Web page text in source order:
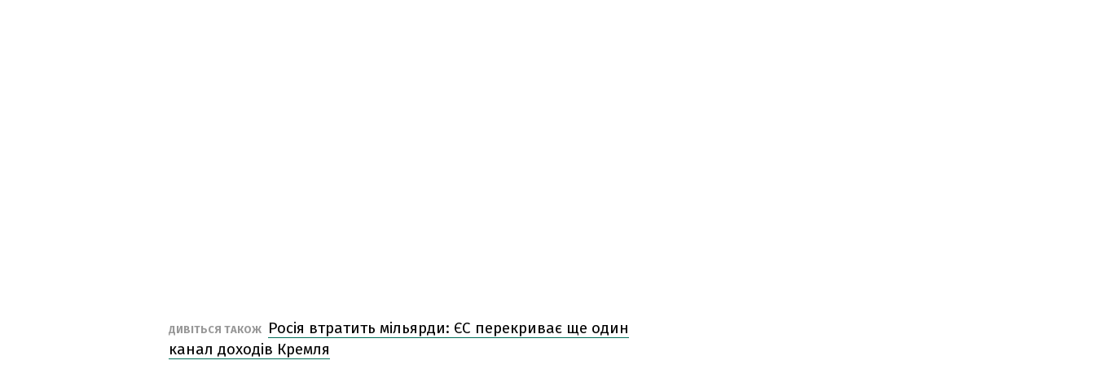
ДИВІТЬСЯ ТАКОЖ
Росія втратить мільярди: ЄС перекриває ще один
канал доходів Кремля